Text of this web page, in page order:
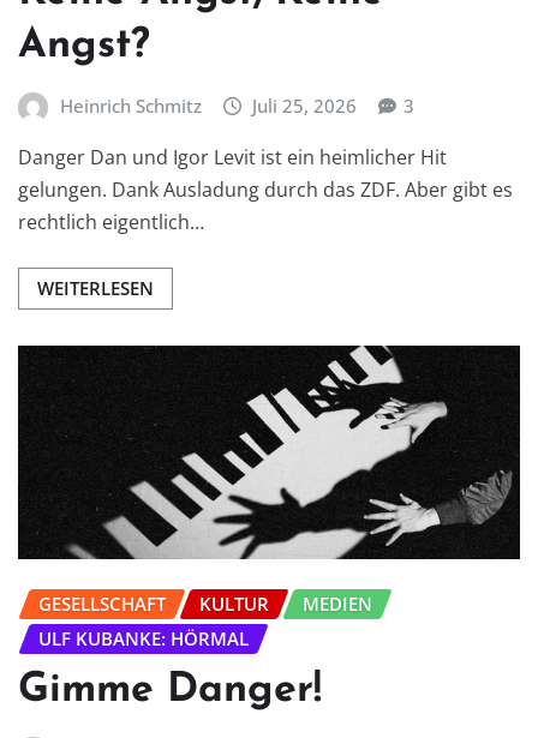
Angst?
Heinrich Schmitz Juli 25, 2026 3
Danger Dan und Igor Levit ist ein heimlicher Hit
gelungen. Dank Ausladung durch das ZDF. Aber gibt es
rechtlich eigentlich…
WEITERLESEN
GESELLSCHAFT KULTUR
MEDIEN
ULF KUBANKE: HÖRMAL
Gimme Danger!